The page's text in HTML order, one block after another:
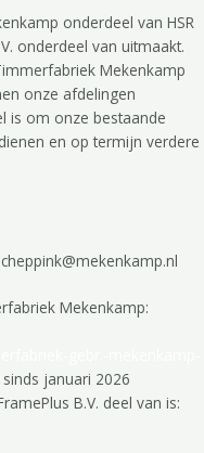
onderdeel van HSR
onderdeel van uitmaakt.
Mekenkamp
onze afdelingen
is om onze bestaande
en op termijn verdere
Mekenkamp:
januari 2026
B.V. deel van is: